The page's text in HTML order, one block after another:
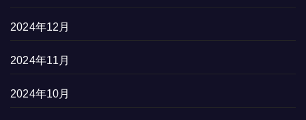
2024年12月
2024年11月
2024年10月